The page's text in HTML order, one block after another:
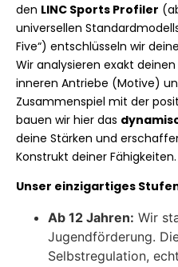
den LINC Sports Profiler
universellen
Five“) entschlüsseln wir
Wir analysieren exakt
inneren Antriebe (Motive)
Zusammenspiel mit der
bauen wir hier das
deine Stärken und
Konstrukt deiner Fähigkeiten.
Unser einzigartiges
Ab 12 Jahren: Wir
Jugendförderung.
Selbstregulation,